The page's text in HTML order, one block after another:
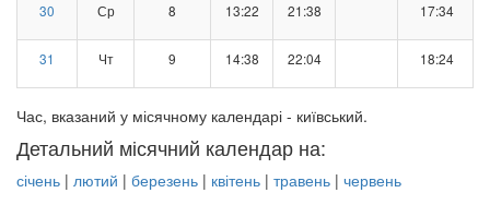
30 Ср 8 13:22 21:38 17:34
31 Чт 9 14:38 22:04 18:24
Час, вказаний у місячному календарі - київський.
Детальний місячний календар на:
січень | лютий | березень | квітень | травень | червень